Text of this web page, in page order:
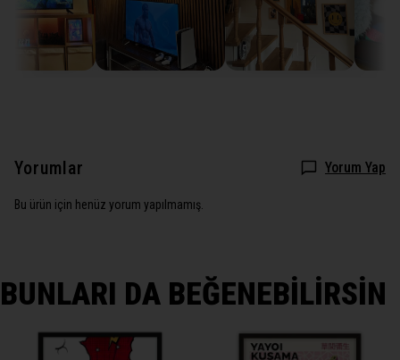
Yorumlar Yorum Yap
Bu ürün için henüz yorum yapılmamış.
BUNLARI DA BEĞENEBİLİRSİN